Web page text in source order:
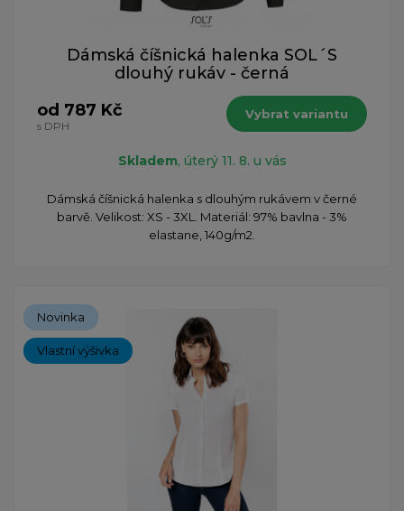
Dámská číšnická halenka SOL´S
dlouhý rukáv - černá
od 787 Kč
s DPH
Vybrat variantu
Skladem, úterý 11. 8. u vás
Dámská číšnická halenka s dlouhým rukávem v černé
barvě. Velikost: XS - 3XL. Materiál: 97% bavlna - 3%
elastane, 140g/m2.
Novinka
Vlastní výšivka